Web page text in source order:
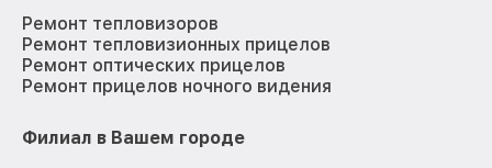
Ремонт тепловизоров
Ремонт тепловизионных прицелов
Ремонт оптических прицелов
Ремонт прицелов ночного видения
Филиал в Вашем городе